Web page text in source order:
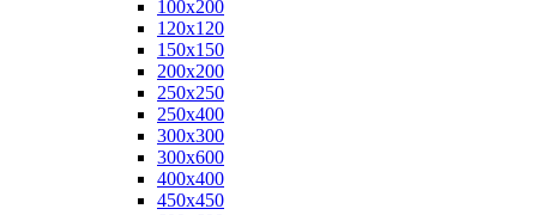
100х200
120х120
150х150
200х200
250х250
250х400
300х300
300х600
400х400
450х450